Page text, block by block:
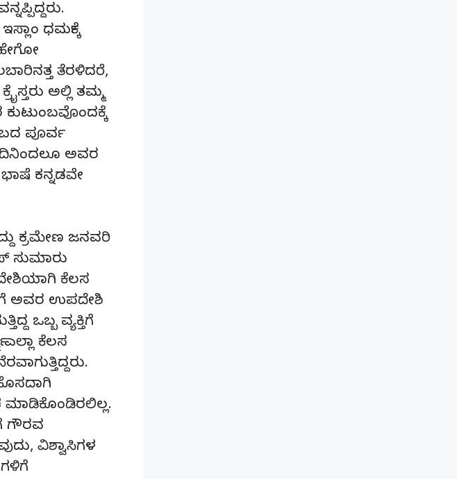
ಧರ್ಮಕ್ಕೆ
ತೆರಳಿದರೆ,
ಅಲ್ಲಿ ತಮ್ಮ
ಕುಟುಂಬವೊಂದಕ್ಕೆ
ಪೂರ್ವ
ಅವರ
ಕನ್ನಡವೇ
ಕ್ರಮೇಣ ಜನವರಿ
ಸುಮಾರು
ಕೆಲಸ
ಅವರ ಉಪದೇಶಿ
ಒಬ್ಬ ವ್ಯಕ್ತಿಗೆ
ಕೆಲಸ
ಮಾಡಿಕೊಂಡಿರಲಿಲ್ಲ.
ಗೌರವ
ವಿಶ್ವಾಸಿಗಳ